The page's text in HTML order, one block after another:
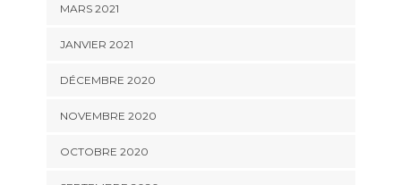
MARS 2021
JANVIER 2021
DÉCEMBRE 2020
NOVEMBRE 2020
OCTOBRE 2020